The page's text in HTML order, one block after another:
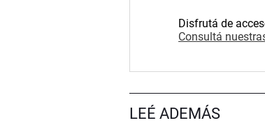
Disfrutá de
Consultá
LEÉ ADEMÁS